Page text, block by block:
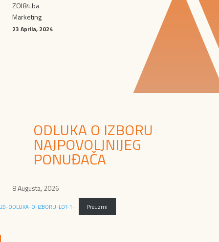
ZOI84.ba
Marketing
23 Aprila, 2024
ODLUKA O IZBORU
NAJPOVOLJNIJEG
PONUĐAČA
8 Augusta, 2026
29-ODLUKA-O-IZBORU-LOT-1- Preuzmi